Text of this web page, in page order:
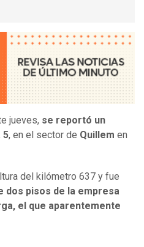
jueves, se reportó un
5, en el sector de Quillem en
del kilómetro 637 y fue
dos pisos de la empresa
el que aparentemente